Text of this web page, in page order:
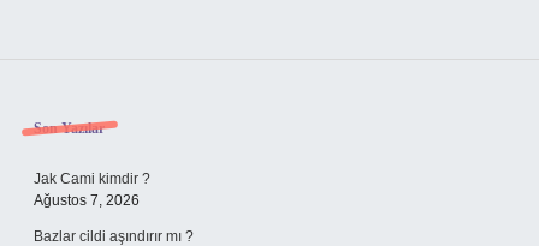
Sidebar
Son Yazılar
Jak Cami kimdir ?
Ağustos 7, 2026
Bazlar cildi aşındırır mı ?